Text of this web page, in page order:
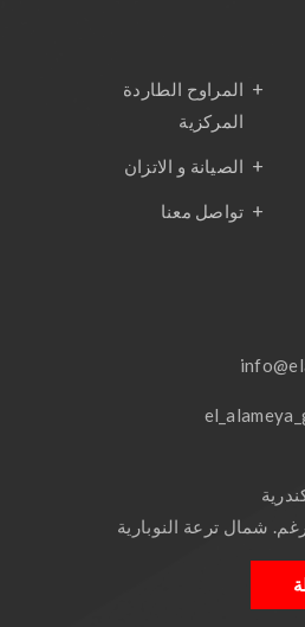
المراوح الطاردة
المركزية
الصيانة و الاتزان
تواصل معنا
شمال ترعة النوبارية